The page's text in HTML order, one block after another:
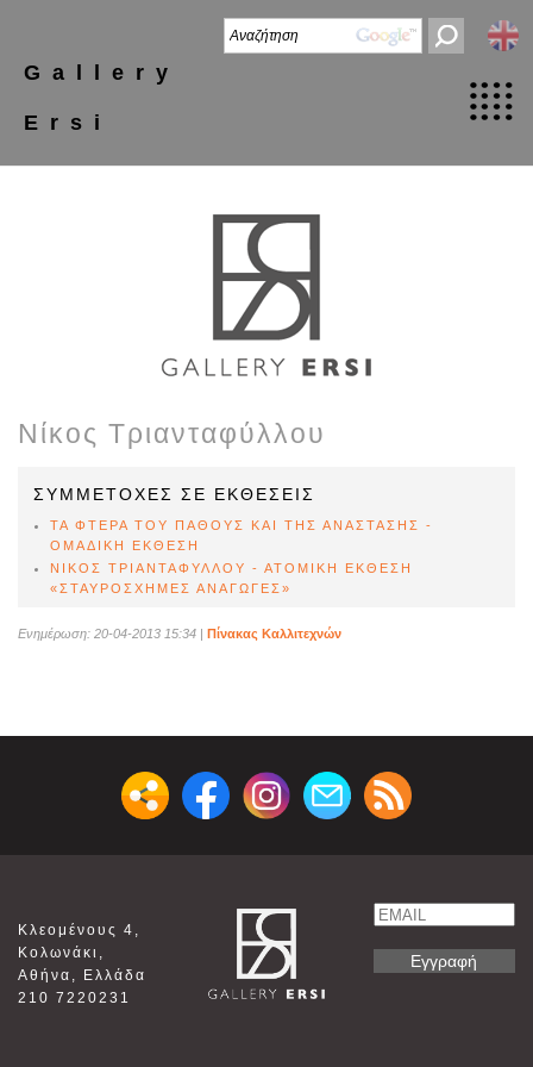
Gallery
Ersi
Νίκος Τριανταφύλλου
ΣΥΜΜΕΤΟΧΕΣ ΣΕ ΕΚΘΕΣΕΙΣ
ΤΑ ΦΤΕΡΑ ΤΟΥ ΠΑΘΟΥΣ ΚΑΙ ΤΗΣ ΑΝΑΣΤΑΣΗΣ -
ΟΜΑΔΙΚΗ ΕΚΘΕΣΗ
ΝΙΚΟΣ ΤΡΙΑΝΤΑΦΥΛΛΟΥ - ΑΤΟΜΙΚΗ ΕΚΘΕΣΗ
«ΣΤΑΥΡΟΣΧΗΜΕΣ ΑΝΑΓΩΓΕΣ»
Ενημέρωση: 20-04-2013 15:34 | Πίνακας Καλλιτεχνών
Κλεομένους 4,
Κολωνάκι,
Αθήνα, Ελλάδα
210 7220231
Email